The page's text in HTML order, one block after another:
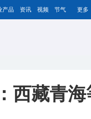
产品 资讯 视频 节气 更多
西藏青